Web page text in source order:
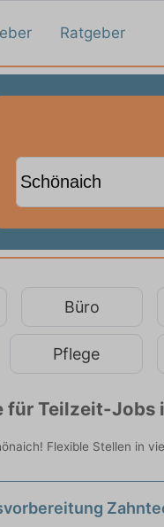
Ratgeber
Büro
Pflege
für Teilzeit-Jobs
Flexible Stellen in